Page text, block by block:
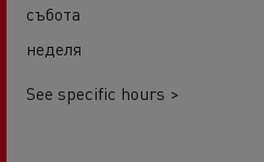
събота
неделя
See specific hours >